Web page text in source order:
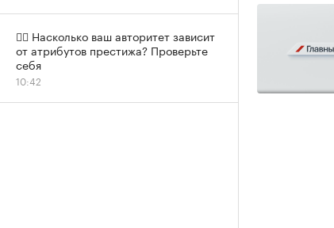
✍🏻 Насколько ваш авторитет зависит
от атрибутов престижа? Проверьте
себя
10:42